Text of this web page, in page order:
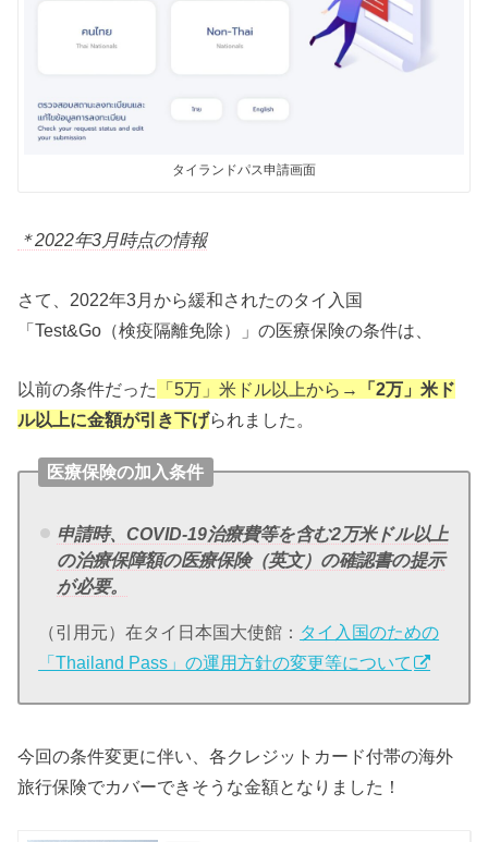
タイランドパス申請画面
＊2022年3月時点の情報
さて、2022年3月から緩和されたのタイ入国
「Test&Go（検疫隔離免除）」の医療保険の条件は、
以前の条件だった 「5万」米ドル以上から→
「2万」米ド
ル以上に金額が引き下げられました。
医療保険の加入条件
申請時、COVID-19治療費等を含む2万米ドル以上
の治療保障額の医療保険（英文）の確認書の提示
が必要。
（引用元）在タイ日本国大使館： タイ入国のための
「Thailand Pass」の運用方針の変更等について
今回の条件変更に伴い、各クレジットカード付帯の海外
旅行保険でカバーできそうな金額となりました！